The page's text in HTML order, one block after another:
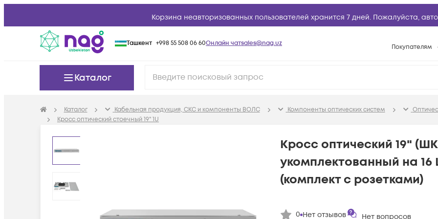
Корзина неавторизованных пользователей хранится 7 дней. Пожалуйста,
Ташкент +998 55 508 06 60Онлайн чатsales@nag.uz Покупателям
Вопросы и
База знаний
Каталог
Каталог Кабельная продукция, СКС и компоненты ВОЛС Компоненты оптических систем
Кросс оптический стоечный 19" 1U
Кросс оптический 19"
укомплектованный на 16
(комплект с розетками)
0 Нет отзывов Нет вопросов